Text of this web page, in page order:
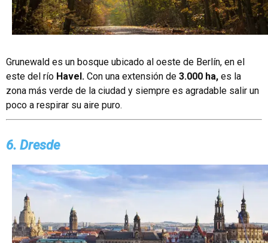
Grunewald es un bosque ubicado al oeste de Berlín, en el
este del río Havel. Con una extensión de 3.000 ha, es la
zona más verde de la ciudad y siempre es agradable salir un
poco a respirar su aire puro.
6. Dresde